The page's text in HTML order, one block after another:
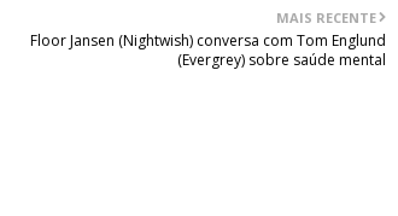
MAIS RECENTE
Floor Jansen (Nightwish) conversa com Tom Englund
(Evergrey) sobre saúde mental